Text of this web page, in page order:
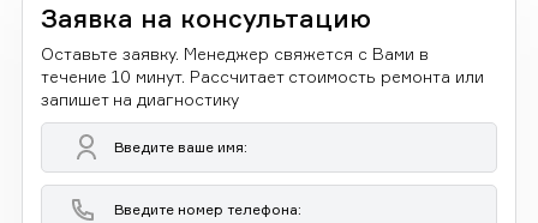
Заявка на консультацию
Оставьте заявку. Менеджер свяжется с Вами в
течение 10 минут. Рассчитает стоимость ремонта или
запишет на диагностику